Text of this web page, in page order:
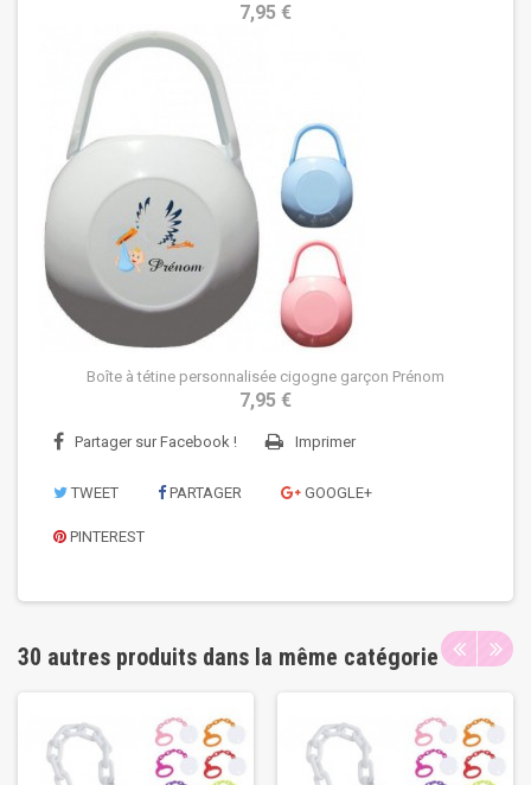
7,95 €
Boîte à tétine personnalisée cigogne garçon Prénom
7,95 €
Partager sur Facebook ! Imprimer
TWEET PARTAGER GOOGLE+
PINTEREST
30 autres produits dans la même catégorie